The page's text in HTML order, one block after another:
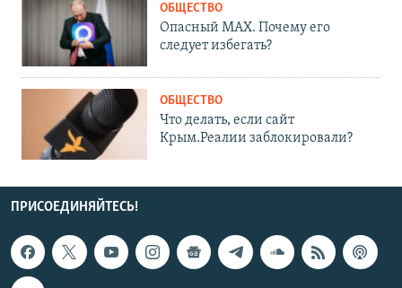
ОБЩЕСТВО
Опасный MAX. Почему его
следует избегать?
ОБЩЕСТВО
Что делать, если сайт
Крым.Реалии заблокировали?
ПРИСОЕДИНЯЙТЕСЬ!